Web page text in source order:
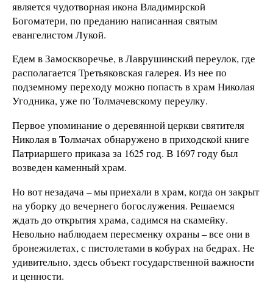
является чудотворная икона Владимирской
Богоматери, по преданию написанная святым
евангелистом Лукой.
Едем в Замоскворечье, в Лаврушинский переулок, где
располагается Третьяковская галерея. Из нее по
подземному переходу можно попасть в храм Николая
Угодника, уже по Толмачевскому переулку.
Первое упоминание о деревянной церкви святителя
Николая в Толмачах обнаружено в приходской книге
Патриаршего приказа за 1625 год. В 1697 году был
возведен каменный храм.
Но вот незадача – мы приехали в храм, когда он закрыт
на уборку до вечернего богослужения. Решаемся
ждать до открытия храма, садимся на скамейку.
Невольно наблюдаем пересменку охраны – все они в
бронежилетах, с пистолетами в кобурах на бедрах. Не
удивительно, здесь объект государственной важности
и ценности.